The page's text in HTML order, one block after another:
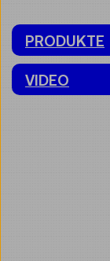
PRODUKTE
VIDEO